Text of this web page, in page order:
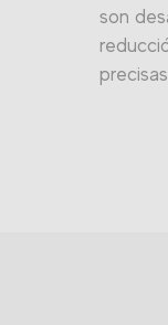
son